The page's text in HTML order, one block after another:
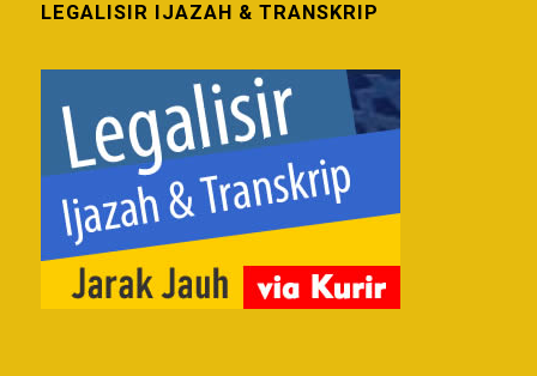
LEGALISIR IJAZAH & TRANSKRIP